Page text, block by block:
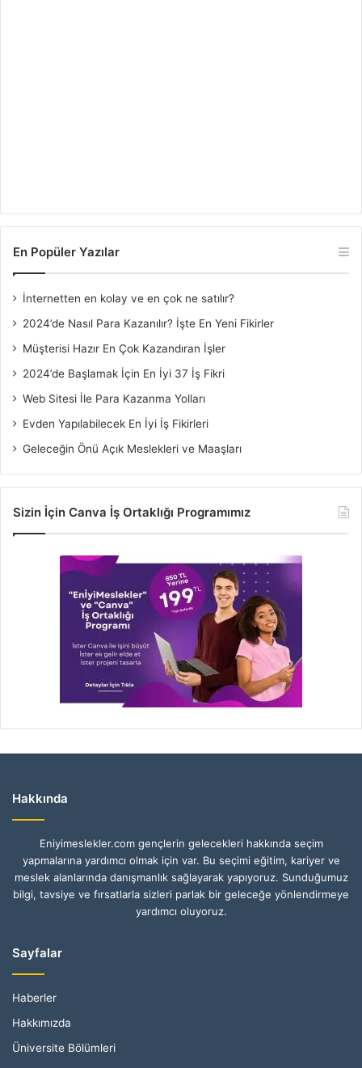
En Popüler Yazılar
İnternetten en kolay ve en çok ne satılır?
2024’de Nasıl Para Kazanılır? İşte En Yeni Fikirler
Müşterisi Hazır En Çok Kazandıran İşler
2024’de Başlamak İçin En İyi 37 İş Fikri
Web Sitesi İle Para Kazanma Yolları
Evden Yapılabilecek En İyi İş Fikirleri
Geleceğin Önü Açık Meslekleri ve Maaşları
Sizin İçin Canva İş Ortaklığı Programımız
Hakkında
Eniyimeslekler.com gençlerin gelecekleri hakkında seçim
yapmalarına yardımcı olmak için var. Bu seçimi eğitim, kariyer ve
meslek alanlarında danışmanlık sağlayarak yapıyoruz. Sunduğumuz
bilgi, tavsiye ve fırsatlarla sizleri parlak bir geleceğe yönlendirmeye
yardımcı oluyoruz.
Sayfalar
Haberler
Hakkımızda
Üniversite Bölümleri